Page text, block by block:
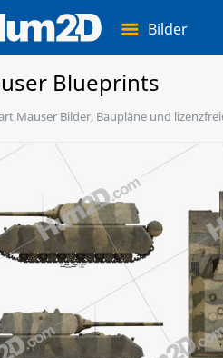
Bilder
Blueprints
Mauser Bilder, Baupläne und